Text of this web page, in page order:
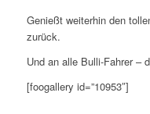
Genießt weiterhin den
zurück.
Und an alle Bulli-Fahrer –
[foogallery id=”10953″]